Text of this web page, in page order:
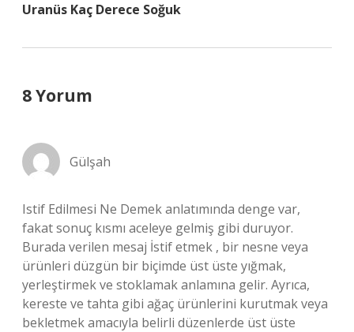
Uranüs Kaç Derece Soğuk
8 Yorum
Gülşah
Istif Edilmesi Ne Demek anlatımında denge var,
fakat sonuç kısmı aceleye gelmiş gibi duruyor.
Burada verilen mesaj İstif etmek , bir nesne veya
ürünleri düzgün bir biçimde üst üste yığmak,
yerleştirmek ve stoklamak anlamına gelir. Ayrıca,
kereste ve tahta gibi ağaç ürünlerini kurutmak veya
bekletmek amacıyla belirli düzenlerde üst üste